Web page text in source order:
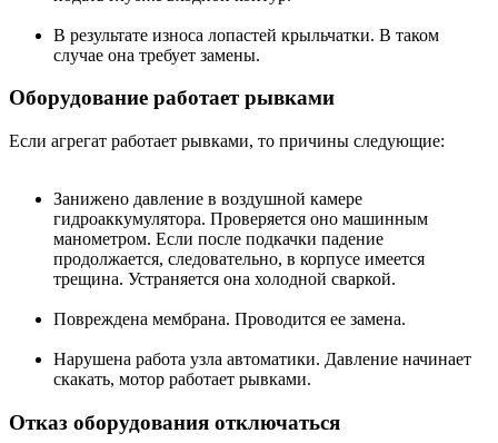
В результате износа лопастей крыльчатки. В таком
случае она требует замены.
Оборудование работает рывками
Если агрегат работает рывками, то причины следующие:
Занижено давление в воздушной камере
гидроаккумулятора. Проверяется оно машинным
манометром. Если после подкачки падение
продолжается, следовательно, в корпусе имеется
трещина. Устраняется она холодной сваркой.
Повреждена мембрана. Проводится ее замена.
Нарушена работа узла автоматики. Давление начинает
скакать, мотор работает рывками.
Отказ оборудования отключаться